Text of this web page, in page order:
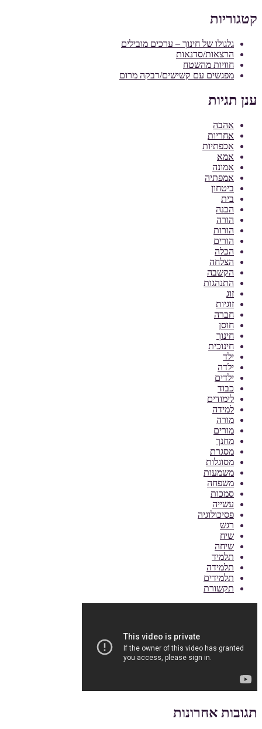
קטגוריות
גלגולו של חינוך – ערכים מובילים
הרצאות/סדנאות
חוויות מהשטח
מפגשים עם קשישים/רבקה מרום
ענן תגיות
אהבה
אחריות
אכפתיות
אמא
אמונה
אמפתיה
ביטחון
בית
הבנה
הורה
הורות
הורים
הכלה
הצלחה
הקשבה
התנהגות
זוג
זוגיות
חברה
חוסן
חינוך
חינוכית
ילד
ילדה
ילדים
כבוד
לימודים
למידה
מורה
מורים
מחנך
מסגרת
מסוגלות
משמעות
משפחה
סמכות
עשייה
פסיכולוגיה
רגש
שיח
שיחה
תלמיד
תלמידה
תלמידים
תקשורת
תגובות אחרונות